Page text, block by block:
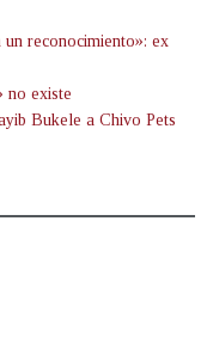
reconocimiento»: ex
no existe
Bukele a Chivo Pets